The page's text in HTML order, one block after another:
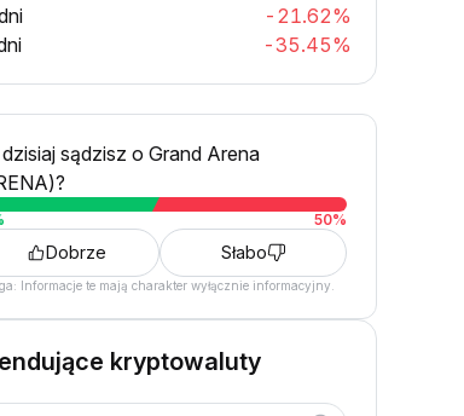
-21.62%
-35.45%
sądzisz o Grand Arena
50%
Dobrze Słabo
Informacje te mają charakter wyłącznie informacyjny.
kryptowaluty